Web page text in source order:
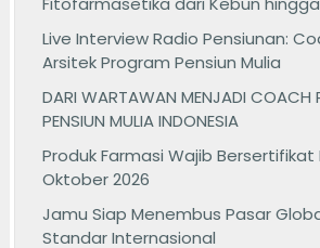
Live Interview Radio Pensiunan:
Arsitek Program Pensiun Mulia
DARI WARTAWAN MENJADI COACH
PENSIUN MULIA INDONESIA
Produk Farmasi Wajib Bersertifikat
Oktober 2026
Jamu Siap Menembus Pasar
Standar Internasional